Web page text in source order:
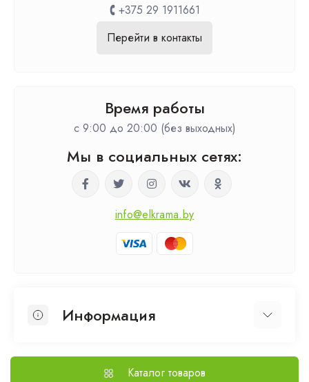
+375 29 1911661
Перейти в контакты
Время работы
c 9:00 до 20:00 (без выходных)
Мы в социальных сетях:
info@elkrama.by
Информация
Выезд на замер
Каталог товаров